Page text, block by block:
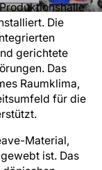
Die
gerichtete
Das
Raumklima,
für die
Material,
ist. Das